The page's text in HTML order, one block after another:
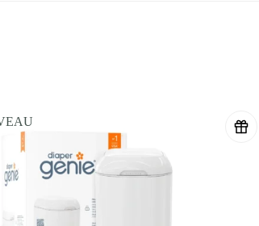
et DIAPER GENIE
dans la
au Maroc. Mais aussi sur son site en ligne,